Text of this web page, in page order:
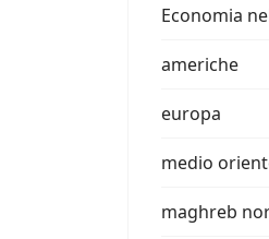
Economia
americhe
europa
medio
maghreb